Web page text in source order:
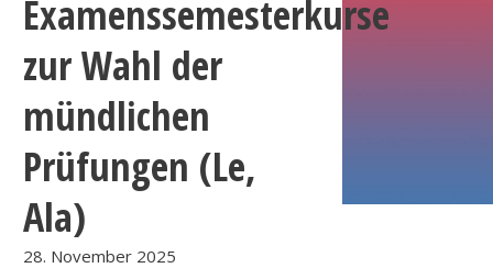
Examenssemesterkurse
zur Wahl der
mündlichen
Prüfungen (Le,
Ala)
28. November 2025